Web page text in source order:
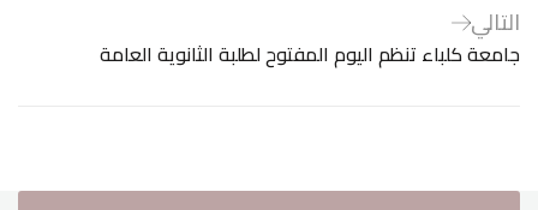
التالي
جامعة كلباء تنظم اليوم المفتوح لطلبة الثانوية العامة